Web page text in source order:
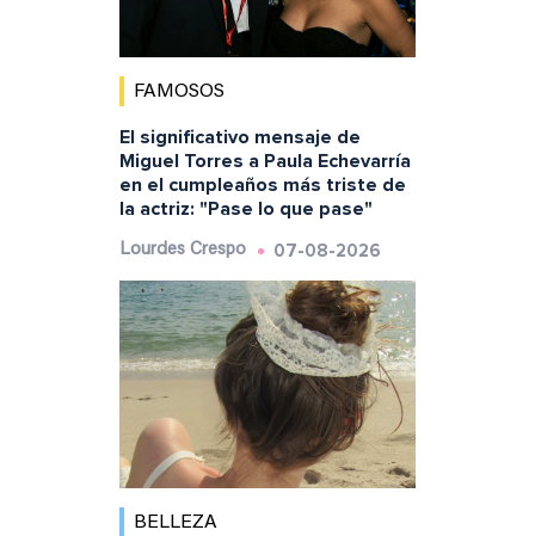
FAMOSOS
El significativo mensaje de
Miguel Torres a Paula Echevarría
en el cumpleaños más triste de
la actriz: "Pase lo que pase"
Lourdes Crespo 07-08-2026
BELLEZA